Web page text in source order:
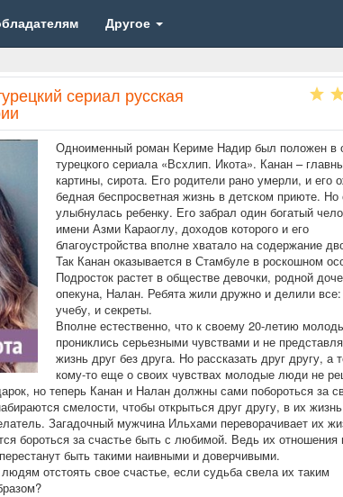
Другое
сериал русская
Одноименный роман Кериме Надир был положен в
турецкого сериала «Всхлип. Икота». Канан –
картины, сирота. Его родители рано умерли, и его
бедная беспросветная жизнь в детском приюте. Но
улыбнулась ребенку. Его забрал один богатый
имени Азми Караоглу, доходов которого и его
благоустройства вполне хватало на содержание
Так Канан оказывается в Стамбуле в роскошном
Подросток растет в обществе девочки, родной
опекуна, Налан. Ребята жили дружно и делили
учебу, и секреты.
Вполне естественно, что к своему 20-летию
прониклись серьезными чувствами и не
жизнь друг без друга. Но рассказать друг другу, а
кому-то еще о своих чувствах молодые люди не
но теперь Канан и Налан должны сами побороться за
смелости, чтобы открыться друг другу, в их жизнь
Загадочный мужчина Ильхами переворачивает их
бороться за счастье быть с любимой. Ведь их отношения
быть такими наивными и доверчивыми.
отстоять свое счастье, если судьба свела их таким